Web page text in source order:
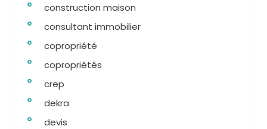
construction maison
consultant immobilier
copropriété
copropriétés
crep
dekra
devis